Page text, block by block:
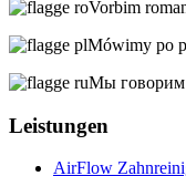
Vorbim
Mówimy po
Мы говорим
Leistungen
AirFlow